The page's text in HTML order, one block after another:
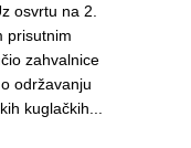
osvrtu na 2.
prisutnim
zahvalnice
održavanju
kuglačkih...